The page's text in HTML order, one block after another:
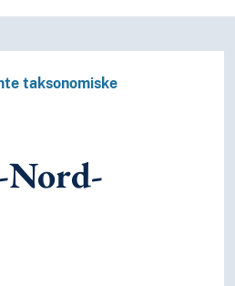
taksonomiske
Nord-